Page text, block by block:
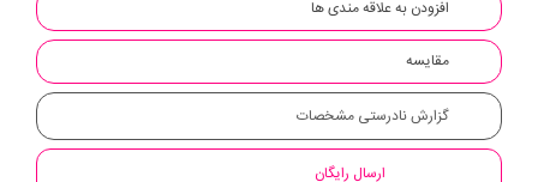
افزودن به علاقه مندی ها
مقایسه
گزارش نادرستی مشخصات
ارسال رایگان